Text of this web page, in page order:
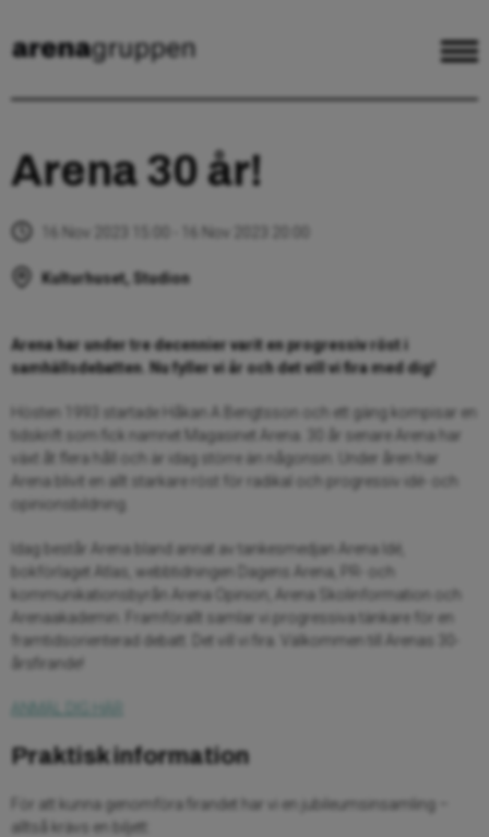
Arena 30 år!
16 Nov 2023 15:00 - 16 Nov 2023 20:00
Kulturhuset, Studion
Arena har under tre decennier varit en progressiv röst i
samhällsdebatten. Nu fyller vi år och det vill vi fira med dig!
Hösten 1993 startade Håkan A Bengtsson och ett gäng kompisar en
tidskrift som fick namnet Magasinet Arena. 30 år senare Arena har
växt åt flera håll och är idag större än någonsin. Under åren har
Arena blivit en allt starkare röst för radikal och progressiv idé- och
opinionsbildning.
Idag består Arena bland annat av tankesmedjan Arena Idé,
bokförlaget Atlas, webbtidningen Dagens Arena, PR- och
kommunikationsbyrån Arena Opinion, Arena Skolinformation och
Arenaakademin. Framförallt samlar vi progressiva tänkare för en
framtidsorienterad debatt. Det vill vi fira. Välkommen till Arenas 30-
årsfirande!
Praktisk information
För att kunna genomföra firandet har vi en jubileumsinsamling –
alltså krävs en biljett: